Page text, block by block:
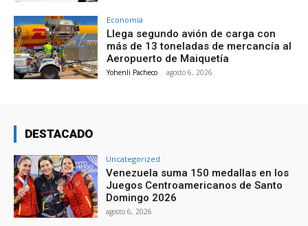
Economía
Llega segundo avión de carga con
más de 13 toneladas de mercancía al
Aeropuerto de Maiquetía
Yohenli Pacheco - agosto 6, 2026
DESTACADO
Uncategorized
Venezuela suma 150 medallas en los
Juegos Centroamericanos de Santo
Domingo 2026
agosto 6, 2026